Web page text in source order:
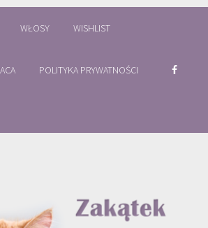
WŁOSY WISHLIST
POLITYKA PRYWATNOŚCI